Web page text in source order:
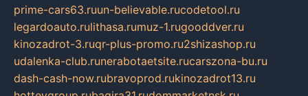
prime-cars63.ruun-believable.rucodetool.ru
legardoauto.rulithasa.rumuz-1.rugooddver.ru
kinozadrot-3.ruqr-plus-promo.ru2shizashop.ru
udalenka-club.runerabotaetsite.rucarszona-bu.ru
dash-cash-now.rubravoprod.rukinozadrot13.ru